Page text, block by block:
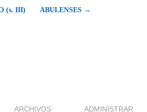
(s. III)
ABULENSES →
ARCHIVOS ADMINISTRAR